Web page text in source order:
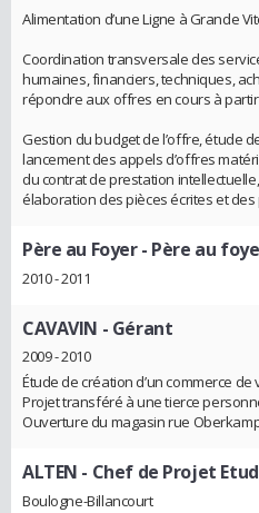
Alimentation d’une Ligne à Grande
Coordination transversale des
humaines, financiers, techniques,
répondre aux offres en cours à partir
Gestion du budget de l’offre, étude
lancement des appels d’offres
du contrat de prestation
élaboration des pièces écrites et
Père au Foyer- Père au
2010 - 2011
CAVAVIN - Gérant
2009 - 2010
Étude de création d’un commerce
Projet transféré à une tierce
Ouverture du magasin rue
ALTEN - Chef de Projet
Boulogne-Billancourt